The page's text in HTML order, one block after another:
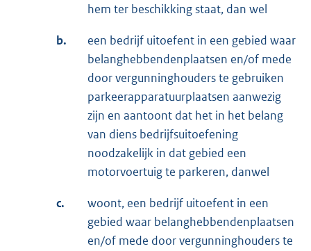
hem ter beschikking staat, dan wel
b.
een bedrijf uitoefent in een gebied waar
belanghebbendenplaatsen en/of mede
door vergunninghouders te gebruiken
parkeerapparatuurplaatsen aanwezig
zijn en aantoont dat het in het belang
van diens bedrijfsuitoefening
noodzakelijk in dat gebied een
motorvoertuig te parkeren, danwel
c.
woont, een bedrijf uitoefent in een
gebied waar belanghebbendenplaatsen
en/of mede door vergunninghouders te